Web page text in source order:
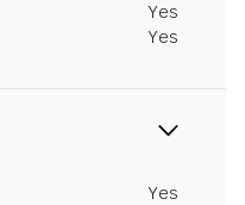
Yes
Yes
Yes